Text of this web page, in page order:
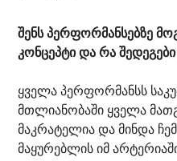
შენს პერფორმანსებზე
კონცეპტი და რა
ყველა პერფორმანსს
მთლიანობაში ყველა
მაკრატელია და მინდა
მაყურებლის იმ